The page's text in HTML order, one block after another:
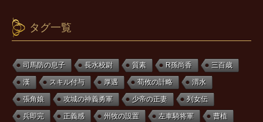
タグ一覧
司馬防の息子 長水校尉 質素 R孫尚香 三百歳
漢 スキル付与 厚遇 荀攸の計略 渭水
張角娘 攻城の神義勇軍 少帝の正妻 列女伝
兵即完 正義感 州牧の設置 左車騎将軍 曹植